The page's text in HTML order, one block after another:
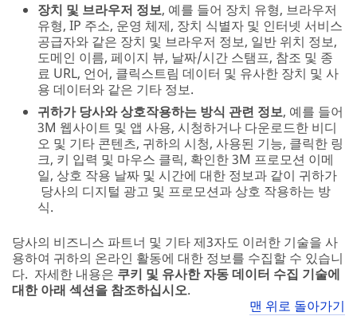
장치 및 브라우저 정보, 예를 들어 장치 유형, 브라우저
유형, IP 주소, 운영 체제, 장치 식별자 및 인터넷 서비스
공급자와 같은 장치 및 브라우저 정보, 일반 위치 정보,
도메인 이름, 페이지 뷰, 날짜/시간 스탬프, 참조 및 종
료 URL, 언어, 클릭스트림 데이터 및 유사한 장치 및 사
용 데이터와 같은 기타 정보.
귀하가 당사와 상호작용하는 방식 관련 정보, 예를 들어
3M 웹사이트 및 앱 사용, 시청하거나 다운로드한 비디
오 및 기타 콘텐츠, 귀하의 시청, 사용된 기능, 클릭한 링
크, 키 입력 및 마우스 클릭, 확인한 3M 프로모션 이메
일, 상호 작용 날짜 및 시간에 대한 정보과 같이 귀하가
당사의 디지털 광고 및 프로모션과 상호 작용하는 방
식.
당사의 비즈니스 파트너 및 기타 제3자도 이러한 기술을 사
용하여 귀하의 온라인 활동에 대한 정보를 수집할 수 있습니
다. 자세한 내용은 쿠키 및 유사한 자동 데이터 수집 기술에
대한 아래 섹션을 참조하십시오.
맨 위로 돌아가기